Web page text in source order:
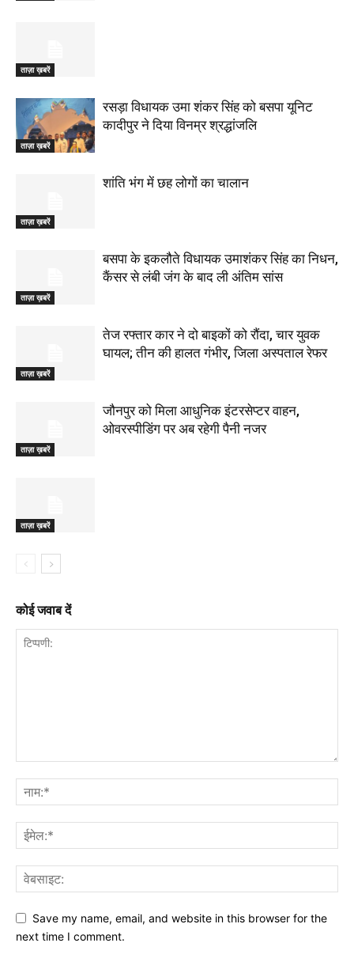
ताज़ा ख़बरें
ताज़ा ख़बरें
रसड़ा विधायक उमा शंकर सिंह को बसपा यूनिट
कादीपुर ने दिया विनम्र श्रद्धांजलि
ताज़ा ख़बरें
शांति भंग में छह लोगों का चालान
ताज़ा ख़बरें
बसपा के इकलौते विधायक उमाशंकर सिंह का निधन,
कैंसर से लंबी जंग के बाद ली अंतिम सांस
ताज़ा ख़बरें
तेज रफ्तार कार ने दो बाइकों को रौंदा, चार युवक
घायल; तीन की हालत गंभीर, जिला अस्पताल रेफर
ताज़ा ख़बरें
जौनपुर को मिला आधुनिक इंटरसेप्टर वाहन,
ओवरस्पीडिंग पर अब रहेगी पैनी नजर
ताज़ा ख़बरें
कोई जवाब दें
Save my name, email, and website in this browser for the
next time I comment.